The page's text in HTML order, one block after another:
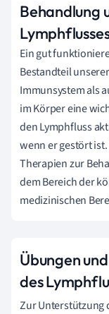
Behandlung
Ein gut
Bestandteil
Immunsystem als
im Körper eine
den Lymphfluss
wenn er gestört
Therapien zur
dem Bereich der
medizinischen
Übungen
des
Zur Unterstützung